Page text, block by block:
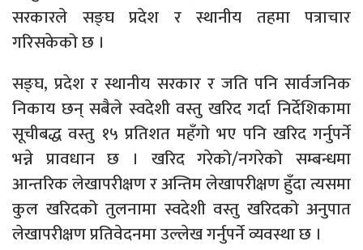
सरकारले सङ्घ प्रदेश र स्थानीय तहमा पत्राचार
गरिसकेको छ ।
सङ्घ, प्रदेश र स्थानीय सरकार र जति पनि सार्वजनिक
निकाय छन् सबैले स्वदेशी वस्तु खरिद गर्दा निर्देशिकामा
सूचीबद्ध वस्तु १५ प्रतिशत महँगो भए पनि खरिद गर्नुपर्ने
भन्ने प्रावधान छ । खरिद गरेको/नगरेको सम्बन्धमा
आन्तरिक लेखापरीक्षण र अन्तिम लेखापरीक्षण हुँदा त्यसमा
कुल खरिदको तुलनामा स्वदेशी वस्तु खरिदको अनुपात
लेखापरीक्षण प्रतिवेदनमा उल्लेख गर्नुपर्ने व्यवस्था छ ।